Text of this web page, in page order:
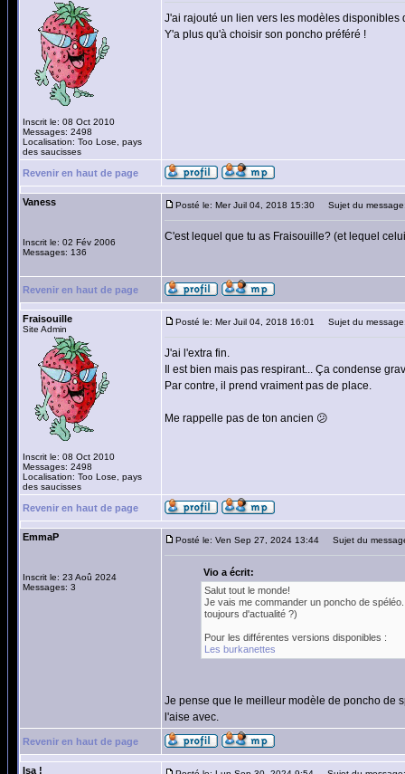
Inscrit le: 08 Oct 2010
Messages: 2498
Localisation: Too Lose, pays
des saucisses
J'ai rajouté un lien vers les modèles disponibles
Y'a plus qu'à choisir son poncho préféré !
Revenir en haut de page
Vaness
Inscrit le: 02 Fév 2006
Messages: 136
Posté le: Mer Juil 04, 2018 15:30 Sujet du
C'est lequel que tu as Fraisouille? (et lequel
Revenir en haut de page
Fraisouille
Site Admin
Inscrit le: 08 Oct 2010
Messages: 2498
Localisation: Too Lose, pays
des saucisses
Posté le: Mer Juil 04, 2018 16:01 Sujet du
J'ai l'extra fin.
Il est bien mais pas respirant... Ça condense
Par contre, il prend vraiment pas de place.
Me rappelle pas de ton ancien 😕
Revenir en haut de page
EmmaP
Inscrit le: 23 Aoû 2024
Messages: 3
Posté le: Ven Sep 27, 2024 13:44 Sujet du
Vio a écrit:
Salut tout le monde!
Je vais me commander un poncho de
toujours d'actualité ?)
Pour les différentes versions disponibles :
Les burkanettes
Je pense que le meilleur modèle de poncho de
l'aise avec.
Revenir en haut de page
Isa !